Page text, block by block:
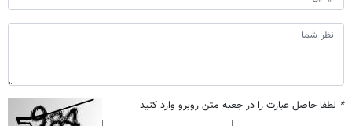
* لطفا حاصل عبارت را در جعبه متن روبرو وارد کنید